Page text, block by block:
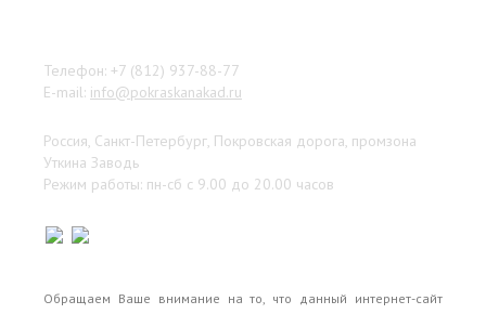
Телефон: +7 (812) 937-88-77
E-mail: info@pokraskanakad.ru
Россия, Санкт-Петербург, Покровская дорога, промзона
Уткина Заводь
Режим работы: пн-сб с 9.00 до 20.00 часов
Обращаем Ваше внимание на то, что данный интернет-сайт